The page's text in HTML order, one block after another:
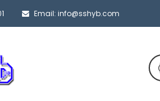
Email: info@sshyb.com